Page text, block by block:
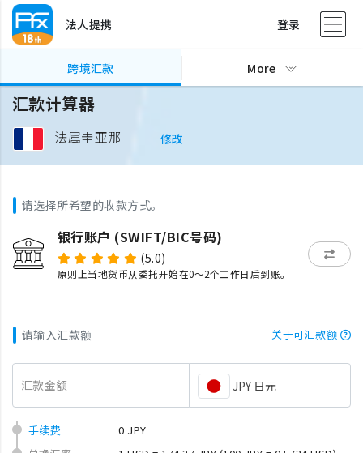
法人提携 登录
跨境汇款 More
汇款计算器
法属圭亚那 修改
请选择所希望的收款方式。
银行账户 (SWIFT/BIC号码)
(5.0)
原则上当地货币从委托开始在0～2个工作日后到账。
请输入汇款额 关于可汇款额
汇款金额 JPY 日元
手续费
0 JPY